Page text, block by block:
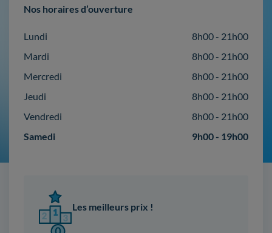
Nos horaires d’ouverture
Lundi
8h00 - 21h00
Mardi
8h00 - 21h00
Mercredi
8h00 - 21h00
Jeudi
8h00 - 21h00
Vendredi
8h00 - 21h00
Samedi
9h00 - 19h00
Les meilleurs prix !